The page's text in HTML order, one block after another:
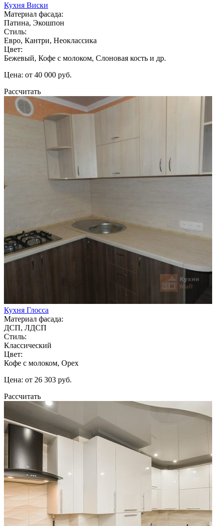
Кухня Виски
Материал фасада:
Патина, Экошпон
Стиль:
Евро, Кантри, Неоклассика
Цвет:
Бежевый, Кофе с молоком, Слоновая кость и др.
Цена: от 40 000 руб.
Рассчитать
Кухня Глосса
Материал фасада:
ДСП, ЛДСП
Стиль:
Классический
Цвет:
Кофе с молоком, Орех
Цена: от 26 303 руб.
Рассчитать